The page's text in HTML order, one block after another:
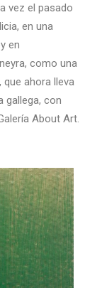
vez el pasado
en una
en
como una
ahora lleva
gallega, con
About Art.